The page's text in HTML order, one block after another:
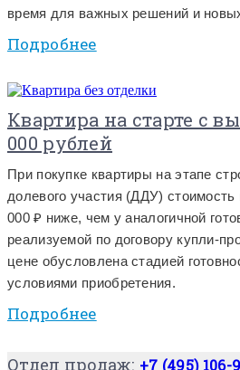
время для важных решений и
Подробнее
Квартира на старте с
000 рублей
При покупке квартиры на этапе
долевого участия (ДДУ)
000 ₽ ниже, чем у аналогичной
реализуемой по договору купли-
цене обусловлена стадией
условиями приобретения.
Подробнее
Отдел продаж: +7 (495) 106-